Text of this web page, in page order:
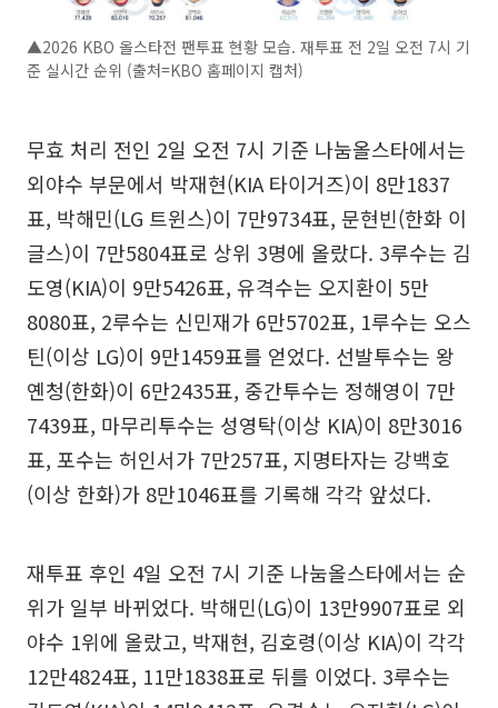
▲2026 KBO 올스타전 팬투표 현황 모습. 재투표 전 2일 오전 7시 기
준 실시간 순위 (출처=KBO 홈페이지 캡처)
무효 처리 전인 2일 오전 7시 기준 나눔올스타에서는
외야수 부문에서 박재현(KIA 타이거즈)이 8만1837
표, 박해민(LG 트윈스)이 7만9734표, 문현빈(한화 이
글스)이 7만5804표로 상위 3명에 올랐다. 3루수는 김
도영(KIA)이 9만5426표, 유격수는 오지환이 5만
8080표, 2루수는 신민재가 6만5702표, 1루수는 오스
틴(이상 LG)이 9만1459표를 얻었다. 선발투수는 왕
옌청(한화)이 6만2435표, 중간투수는 정해영이 7만
7439표, 마무리투수는 성영탁(이상 KIA)이 8만3016
표, 포수는 허인서가 7만257표, 지명타자는 강백호
(이상 한화)가 8만1046표를 기록해 각각 앞섰다.
재투표 후인 4일 오전 7시 기준 나눔올스타에서는 순
위가 일부 바뀌었다. 박해민(LG)이 13만9907표로 외
야수 1위에 올랐고, 박재현, 김호령(이상 KIA)이 각각
12만4824표, 11만1838표로 뒤를 이었다. 3루수는